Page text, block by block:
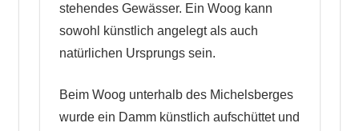
stehendes Gewässer. Ein Woog kann
sowohl künstlich angelegt als auch
natürlichen Ursprungs sein.
Beim Woog unterhalb des Michelsberges
wurde ein Damm künstlich aufschüttet und